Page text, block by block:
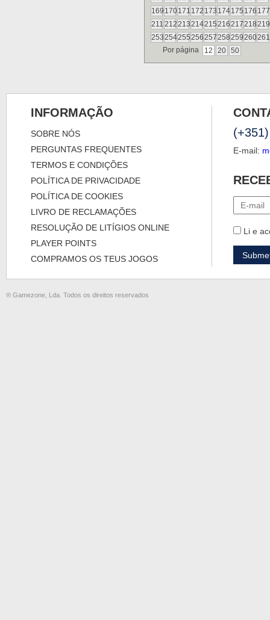
169 170171 172 173 174175 176 177
211 212213214215216217218219
253254255256257258259260261
Por página
12 20 50
INFORMAÇÃO
SOBRE NÓS
PERGUNTAS FREQUENTES
TERMOS E CONDIÇÕES
POLÍTICA DE PRIVACIDADE
POLÍTICA DE COOKIES
LIVRO DE RECLAMAÇÕES
RESOLUÇÃO DE LITÍGIOS ONLINE
PLAYER POINTS
COMPRAMOS OS TEUS JOGOS
E-mail:
Li e
® Gamezone, Lda. Todos os direitos reservados